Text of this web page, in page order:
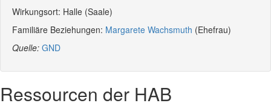
Wirkungsort: Halle (Saale)
Familiäre Beziehungen: Margarete Wachsmuth (Ehefrau)
Quelle: GND
Ressourcen der HAB